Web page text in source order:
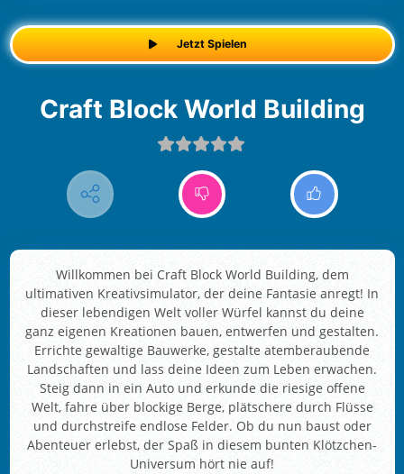
Jetzt Spielen
Craft Block World Building
Willkommen bei Craft Block World Building, dem
ultimativen Kreativsimulator, der deine Fantasie anregt! In
dieser lebendigen Welt voller Würfel kannst du deine
ganz eigenen Kreationen bauen, entwerfen und gestalten.
Errichte gewaltige Bauwerke, gestalte atemberaubende
Landschaften und lass deine Ideen zum Leben erwachen.
Steig dann in ein Auto und erkunde die riesige offene
Welt, fahre über blockige Berge, plätschere durch Flüsse
und durchstreife endlose Felder. Ob du nun baust oder
Abenteuer erlebst, der Spaß in diesem bunten Klötzchen-
Universum hört nie auf!